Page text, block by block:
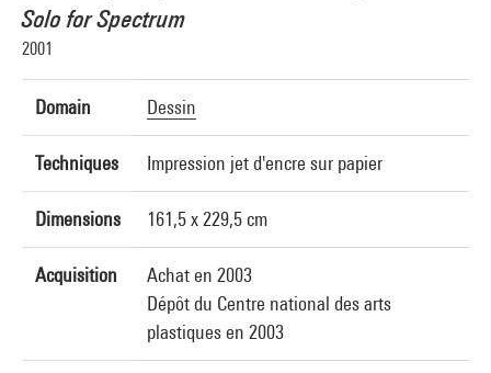
Solo for Spectrum
2001
Domain Dessin
Techniques Impression jet d'encre sur papier
Dimensions 161,5 x 229,5 cm
Acquisition
Achat en 2003
Dépôt du Centre national des arts
plastiques en 2003